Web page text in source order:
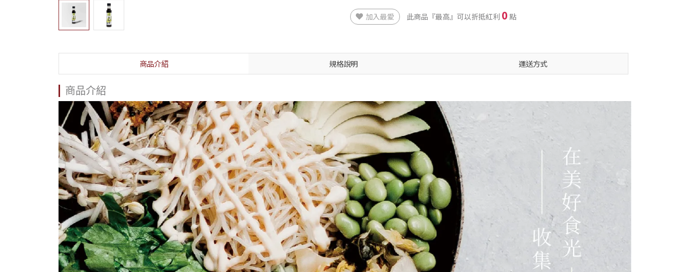
加入最愛 此商品『最高』可以折抵紅利 0 點
商品介紹 規格說明 運送方式
商品介紹